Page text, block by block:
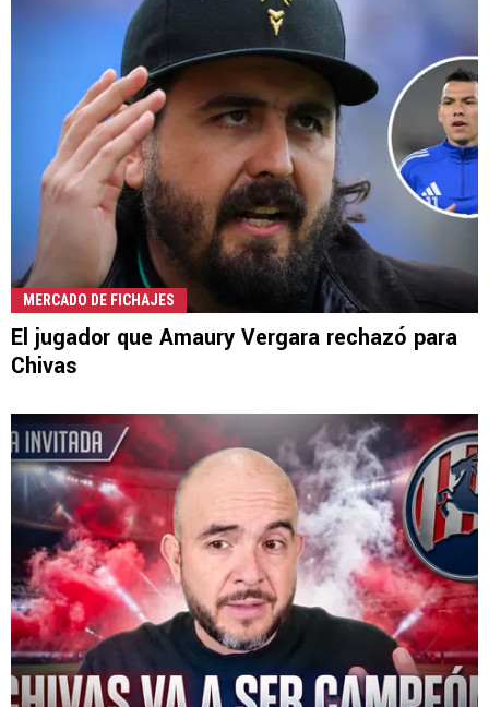
MERCADO DE FICHAJES
El jugador que Amaury Vergara rechazó para
Chivas